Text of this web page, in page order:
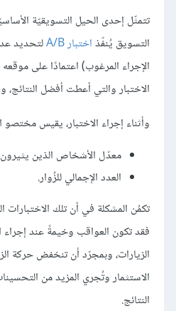
تتمثّل إحدى الحيل التسويقيّة
التسويق يُنفّذاختبار A/B
الاختبار والتي أعطت أفضل النتائج،
وأثناء إجراء الاختبار، يقيس
معدّل الأشخاص الذين
العدد الإجمالي للزُوار.
تكمُن المشكلة في أن تلك
فقد تكون العواقب وخيمةً عند
الزيارات، وبمجرّد أن تنخفض حركة
الاستثمار وتُجري المزيد من
النتائج.